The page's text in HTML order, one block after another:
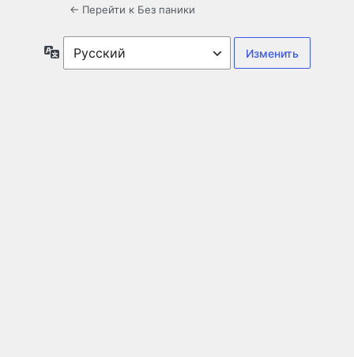
← Перейти к Без паники
Язык